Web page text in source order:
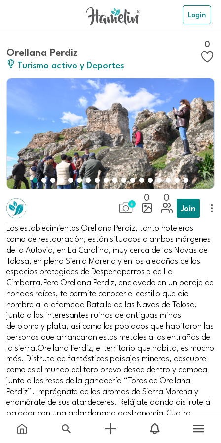
Login
Orellana Perdiz
Turismo activo y Deportes
0
0 0
Join
Los establecimientos Orellana Perdiz, tanto hoteleros
como de restauración, están situados a ambos márgenes
de la Autovía, en La Carolina, muy cerca de las Navas de
Tolosa, en plena Sierra Morena y en los aledaños de los
espacios protegidos de Despeñaperros o de La
Cimbarra.Pero Orellana Perdiz, enclavado en un paraje de
hondas raíces, te permite conocer el castillo que dio
nombre a la afamada Batalla de las Navas de Tolosa,
junto a las interesantes ruinas de antiguas minas
de plomo y plata, así como los poblados que habitaron las
personas que arrancaron estos metales a las entrañas de
la sierra.Orellana Perdiz, el territorio que habita, es mucho
más. Disfruta de fantásticos paisajes mineros, descubre
como es el mundo del toro bravo desde dentro y campea
junto a las reses de la ganadería “Toros de Orellana
Perdiz”. Imprégnate de los aromas de Sierra Morena y
enamórate de sus atardeceres. Relájate dando disfrute al
paladar con una galardonada gastronomía.Cuatro
estaciones tiene el año, cuatro momentos únicos y
diferentes para venir y conocer esta tierra de la mano de